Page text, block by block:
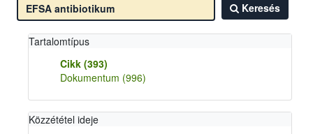
Keresés
Tartalomtípus
Cikk (393)
Dokumentum (996)
Közzététel ideje